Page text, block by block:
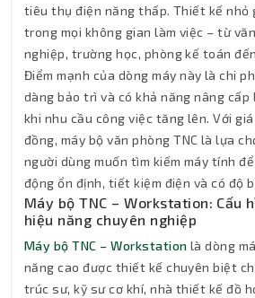
tiêu thụ điện năng thấp. Thiết kế nhỏ
trong mọi không gian làm việc – từ
nghiệp, trường học, phòng kế toán
Điểm mạnh của dòng máy này là chi
dàng bảo trì và có khả năng nâng
khi nhu cầu công việc tăng lên. Với
đồng, máy bộ văn phòng TNC là lựa
người dùng muốn tìm kiếm máy tính
động ổn định, tiết kiệm điện và có độ
Máy bộ TNC – Workstation: Cấu
hiệu năng chuyên nghiệp
Máy bộ TNC – Workstation là dòng
năng cao được thiết kế chuyên biệt
trúc sư, kỹ sư cơ khí, nhà thiết kế đồ